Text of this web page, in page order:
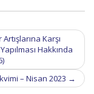
Karşı
Hakkında
– Nisan 2023 →